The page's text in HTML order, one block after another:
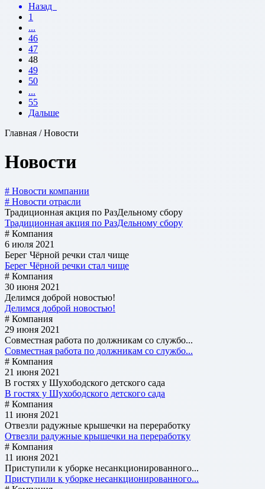
Назад
1
...
46
47
48
49
50
...
55
Дальше
Главная / Новости
Новости
# Новости компании
# Новости отрасли
Традиционная акция по РазДельному сбору
Традиционная акция по РазДельному сбору
# Компания
6 июля 2021
Берег Чёрной речки стал чище
Берег Чёрной речки стал чище
# Компания
30 июня 2021
Делимся доброй новостью!
Делимся доброй новостью!
# Компания
29 июня 2021
Совместная работа по должникам со службо...
Совместная работа по должникам со службо...
# Компания
21 июня 2021
В гостях у Шухободского детского сада
В гостях у Шухободского детского сада
# Компания
11 июня 2021
Отвезли радужные крышечки на переработку
Отвезли радужные крышечки на переработку
# Компания
11 июня 2021
Приступили к уборке несанкционированного...
Приступили к уборке несанкционированного...